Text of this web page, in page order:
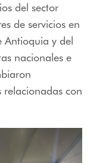
del sector
de servicios en
Antioquia y del
nacionales e
relacionadas con